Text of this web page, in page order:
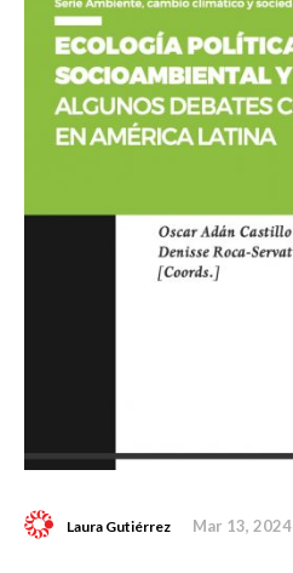
Laura Gutiérrez Mar 13, 2024